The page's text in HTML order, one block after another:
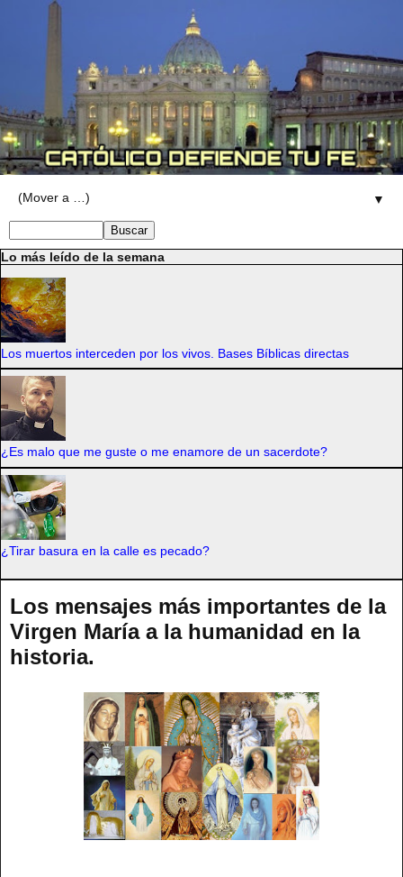
▼
Lo más leído de la semana
Los muertos interceden por los vivos. Bases Bíblicas directas
¿Es malo que me guste o me enamore de un sacerdote?
¿Tirar basura en la calle es pecado?
Los mensajes más importantes de la
Virgen María a la humanidad en la
historia.